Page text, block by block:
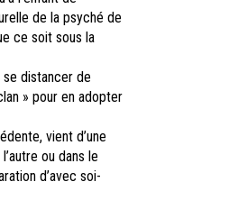
de la psyché de
ce soit sous la
distancer de
» pour en adopter
vient d’une
ou dans le
d’avec soi-